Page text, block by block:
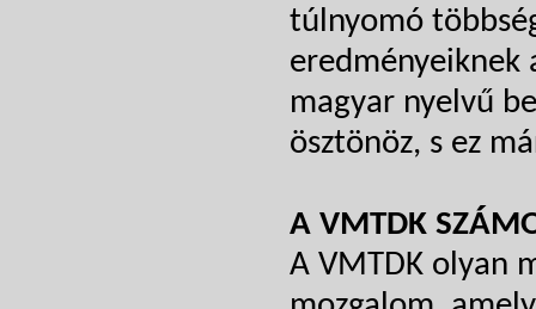
túlnyomó
eredményeiknek
magyar nyelvű
ösztönöz, s ez
A VMTDK
A VMTDK olyan